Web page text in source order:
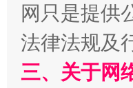
解纷+调解+退费
网只是提供
法律法规及
三、关于网